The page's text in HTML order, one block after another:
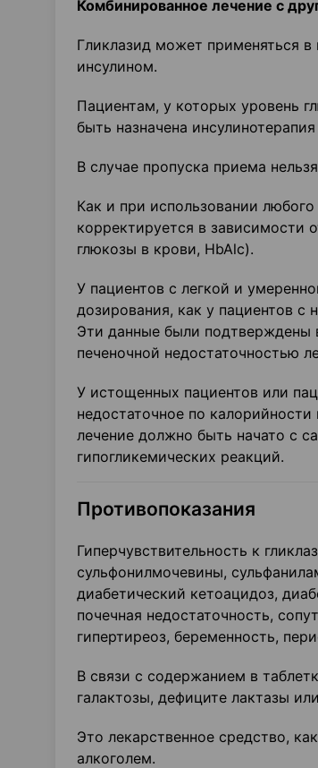
Комбинированное лечение с
Гликлазид может применяться
инсулином.
Пациентам, у которых уровень
быть назначена
В случае пропуска приема
Как и при использовании любого
корректируется в зависимости
глюкозы в крови, HbAlc).
У пациентов с легкой и
дозирования, как у пациентов
Эти данные бы­ли подтверждены
печеночной недостаточностью
У истощенных пациентов или
недостаточное по
лечение должно быть начато с
гипогликемических реакций.
Противопоказания
Гиперчувствительность к
сульфонилмочевины,
диабетический ке­тоацидоз,
почечная недостаточность,
гипертиреоз, беременность,
В связи с содержанием в
галактозы, дефиците лактазы
Это лекарственное средство,
алкоголем.